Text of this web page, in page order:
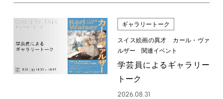
ギャラリートーク
スイス絵画の異才 カール・ヴァ
ルザー 関連イベント
学芸員によるギャラリー
トーク
2026.08.31